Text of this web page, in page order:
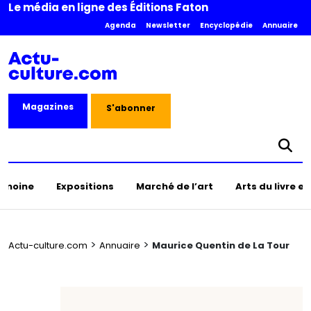
Le média en ligne des Éditions Faton
Agenda Newsletter Encyclopédie Annuaire
Magazines S'abonner
Expositions Marché de l’art Arts du livre
Actu-culture.com > Annuaire > Maurice Quentin de La Tour